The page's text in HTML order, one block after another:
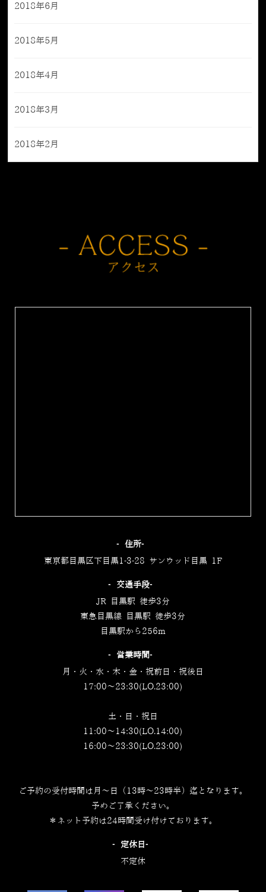
2018年6月
2018年5月
2018年4月
2018年3月
2018年2月
‐住所‐
東京都目黒区下目黒1-3-28 サンウッド目黒 1F
‐交通手段‐
JR 目黒駅 徒歩3分
東急目黒線 目黒駅 徒歩3分
目黒駅から256m
‐営業時間‐
月・火・水・木・金・祝前日・祝後日
17:00～23:30(LO.23:00)
土・日・祝日
11:00～14:30(LO.14:00)
16:00～23:30(LO.23:00)
ご予約の受付時間は月～日（13時～23時半）迄となります。
予めご了承ください。
＊ネット予約は24時間受け付けております。
‐定休日‐
不定休